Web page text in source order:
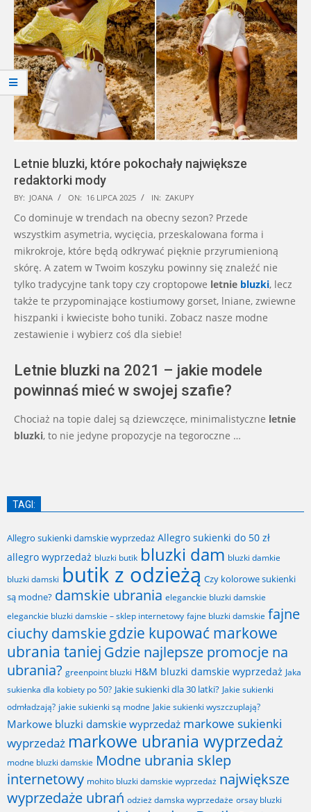
Letnie bluzki, które pokochały największe
redaktorki mody
2025-
07-
BY: JOANA ON: 16 LIPCA 2025 IN: ZAKUPY
Co dominuje w trendach na obecny sezon? Przede
wszystkim asymetria, wycięcia, przeskalowana forma i
mikrokroje, które będą odkrywać pięknie przyrumienioną
skórę. A zatem w Twoim koszyku powinny się znaleźć nie
tylko tradycyjne tank topy czy croptopowe letnie bluzki, lecz
także te przypominające kostiumowy gorset, lniane, zwiewne
hiszpanki i kwieciste boho tuniki. Zobacz nasze modne
zestawienie i wybierz coś dla siebie!
Letnie bluzki na 2021 – jakie modele
powinnaś mieć w swojej szafie?
Chociaż na topie dalej są dziewczęce, minimalistyczne letnie
bluzki, to nie jedyne propozycje na tegoroczne …
TAGI:
Allegro sukienki damskie wyprzedaż Allegro sukienki do 50 zł
allegro wyprzedaż bluzki butik bluzki dam bluzki damkie
bluzki damski butik z odzieżą Czy kolorowe sukienki
są modne? damskie ubrania eleganckie bluzki damskie
eleganckie bluzki damskie – sklep internetowy fajne bluzki damskie fajne
ciuchy damskiegdzie kupować markowe
ubrania taniej Gdzie najlepsze promocje na
ubrania? greenpoint bluzki H&M bluzki damskie wyprzedaż Jaka
sukienka dla kobiety po 50? Jakie sukienki dla 30 latki? Jakie sukienki
odmładzają? jakie sukienki są modne Jakie sukienki wyszczuplają?
Markowe bluzki damskie wyprzedaż markowe sukienki
wyprzedaż markowe ubrania wyprzedaż
modne bluzki damskie Modne ubrania sklep
internetowy mohito bluzki damskie wyprzedaż największe
wyprzedaże ubrań odzież damska wyprzedaże orsay bluzki